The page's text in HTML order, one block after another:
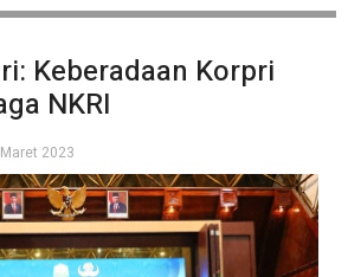
Keberadaan Korpri
NKRI
2023